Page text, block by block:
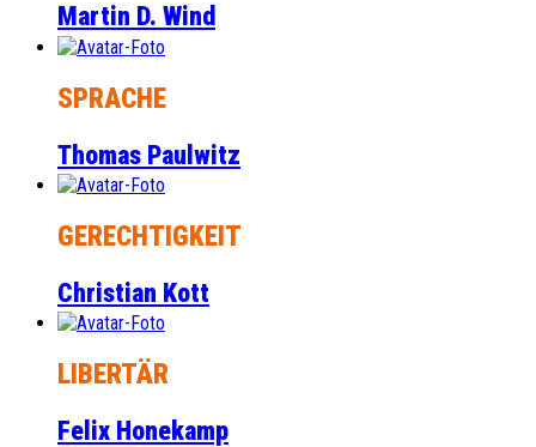
Martin D. Wind
SPRACHE
Thomas Paulwitz
GERECHTIGKEIT
Christian Kott
LIBERTÄR
Felix Honekamp